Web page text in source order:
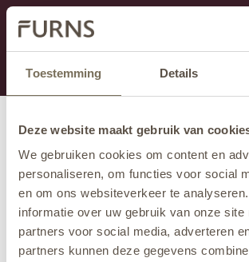
Toestemming Details
Deze website maakt gebruik van
We gebruiken cookies om content en
personaliseren, om functies voor social
en om ons websiteverkeer te
informatie over uw gebruik van onze site
partners voor social media, adverteren
partners kunnen deze gegevens
This section is currently under
If you are missing information, you
413 745 423 or email us at